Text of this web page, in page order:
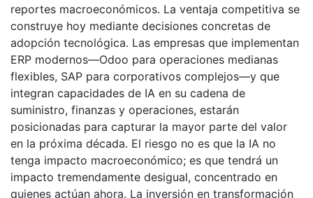
reportes macroeconómicos. La ventaja competitiva se
construye hoy mediante decisiones concretas de
adopción tecnológica. Las empresas que implementan
ERP modernos—Odoo para operaciones medianas
flexibles, SAP para corporativos complejos—y que
integran capacidades de IA en su cadena de
suministro, finanzas y operaciones, estarán
posicionadas para capturar la mayor parte del valor
en la próxima década. El riesgo no es que la IA no
tenga impacto macroeconómico; es que tendrá un
impacto tremendamente desigual, concentrado en
quienes actúan ahora. La inversión en transformación